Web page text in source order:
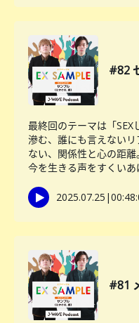
#82
最終回のテーマは「
滲む、誰にも言えない
ない、関係性と心の距離
今を生きる声をすくいあ
2025.07.25 |
#81